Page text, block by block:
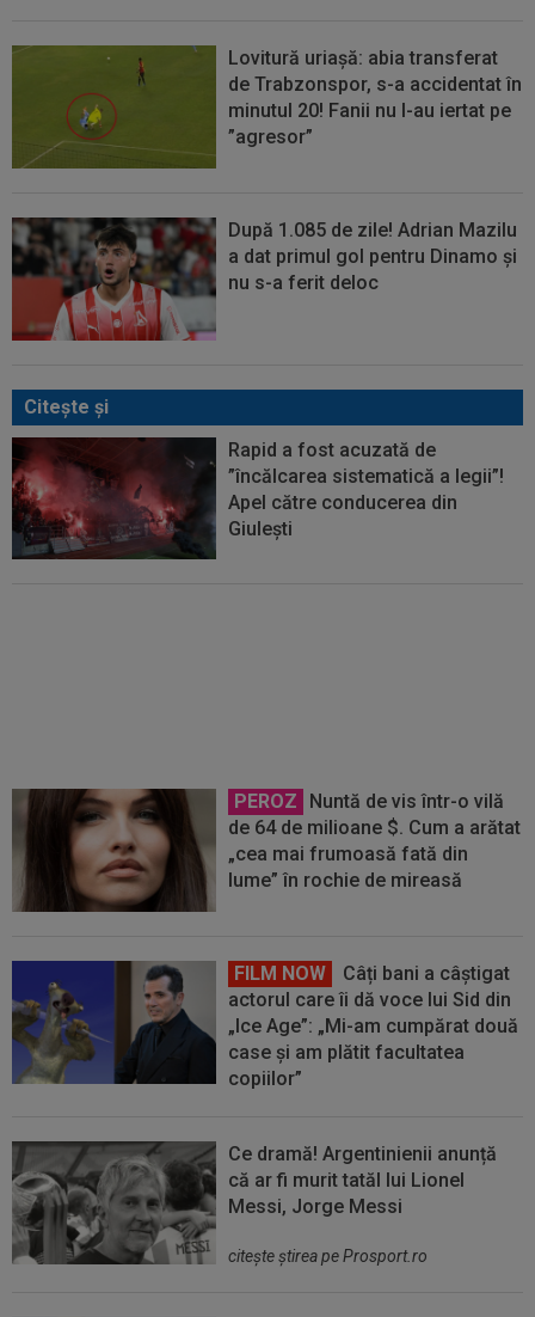
Lovitură uriașă: abia transferat
de Trabzonspor, s-a accidentat în
minutul 20! Fanii nu l-au iertat pe
”agresor”
După 1.085 de zile! Adrian Mazilu
a dat primul gol pentru Dinamo și
nu s-a ferit deloc
Citeşte şi
Rapid a fost acuzată de
”încălcarea sistematică a legii”!
Apel către conducerea din
Giulești
PEROZ
Nuntă de vis într-o vilă
de 64 de milioane $. Cum a arătat
„cea mai frumoasă fată din
lume” în rochie de mireasă
FILM NOW
Câți bani a câștigat
actorul care îi dă voce lui Sid din
„Ice Age”: „Mi-am cumpărat două
case și am plătit facultatea
copiilor”
Ce dramă! Argentinienii anunță
că ar fi murit tatăl lui Lionel
Messi, Jorge Messi
citeşte ştirea pe Prosport.ro